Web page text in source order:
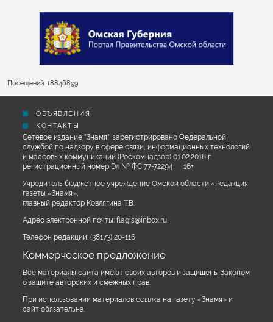
Посещений: 18846899
ОБЪЯВЛЕНИЯ
КОНТАКТЫ
Сетевое издание "Знамя", зарегистрировано Федеральной
службой по надзору в сфере связи, информационных технологий
и массовых коммуникаций (Роскомнадзор) 01.02.2018 г.
регистрационный номер Эл № ФС 77-72294. 16+
Учредитель бюджетное учреждение Омской области «Редакция
газеты «Знамя»,
главный редактор Ковлягина Т.В.
Адрес электронной почты: flagis@inbox.ru,
Телефон редакции: (38173) 20-116
Коммерческое предложение
Все материалы сайта имеют своих авторов и защищены Законом
о защите авторских и смежных прав.
При использовании материалов ссылка на газету «Знамя» и
сайт обязательна.